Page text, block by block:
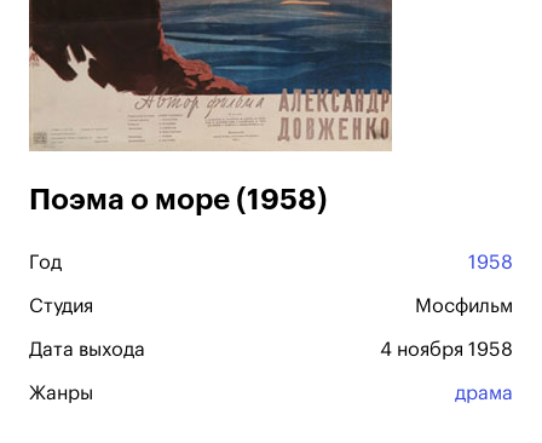
Поэма о море (1958)
Год 1958
Студия Мосфильм
Дата выхода 4 ноября 1958
Жанры драма